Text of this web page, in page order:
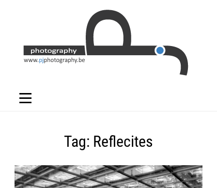
Tag: Reflecites